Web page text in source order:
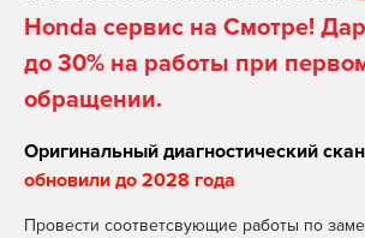
Honda сервис на Смотре!
до 30% на работы при
обращении.
Оригинальный диагностический
обновили до 2028 года
Провести соответсвующие работы по